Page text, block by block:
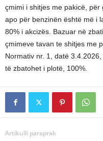
çmimi i shitjes me pakicë,
apo për benzinën është më i
80% i akcizës. Bazuar në
çmimeve tavan te shitjes me
Normativ nr. 1, datë
të zbatohet i plotë, 100%.
Artikulli paraprak